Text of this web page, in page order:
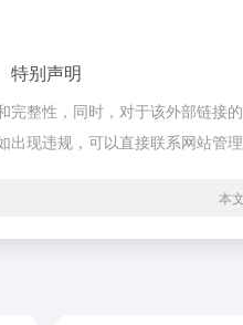
特别声明
整性，同时，对于该外部链接
现违规，可以直接联系网站管
本